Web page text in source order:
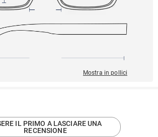
Mostra in pollici
IL PRIMO A LASCIARE UNA
RECENSIONE